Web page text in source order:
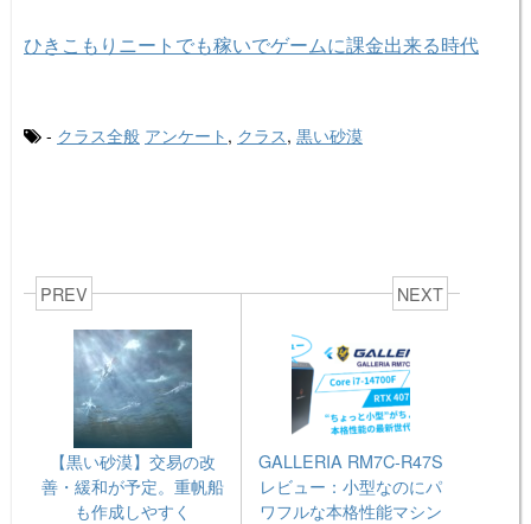
ひきこもりニートでも稼いでゲームに課金出来る時代
- クラス全般 アンケート , クラス, 黒い砂漠
PREV
【黒い砂漠】交易の改
善・緩和が予定。重帆船
も作成しやすく
NEXT
GALLERIA RM7C-R47S
レビュー：小型なのにパ
ワフルな本格性能マシン